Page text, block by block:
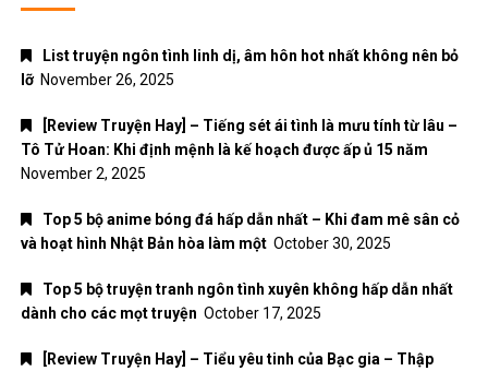
List truyện ngôn tình linh dị, âm hôn hot nhất không nên bỏ
lỡ November 26, 2025
[Review Truyện Hay] – Tiếng sét ái tình là mưu tính từ lâu –
Tô Tử Hoan: Khi định mệnh là kế hoạch được ấp ủ 15 năm
November 2, 2025
Top 5 bộ anime bóng đá hấp dẫn nhất – Khi đam mê sân cỏ
và hoạt hình Nhật Bản hòa làm một October 30, 2025
Top 5 bộ truyện tranh ngôn tình xuyên không hấp dẫn nhất
dành cho các mọt truyện October 17, 2025
[Review Truyện Hay] – Tiểu yêu tinh của Bạc gia – Thập